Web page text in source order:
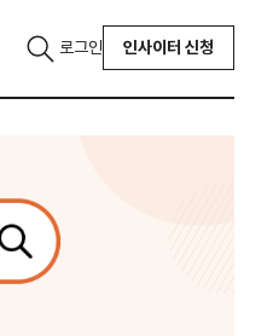
로그인 인사이터 신청